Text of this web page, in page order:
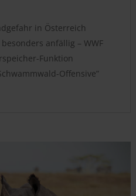
in Österreich
anfällig – WWF
Funktion
Offensive”